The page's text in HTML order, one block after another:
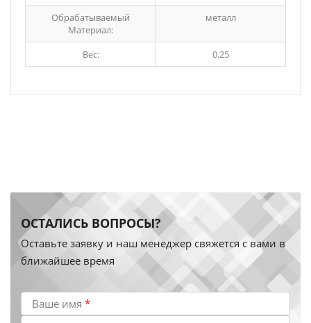
Обрабатываемый
Материал:
металл
Вес: 0.25
ОСТАЛИСЬ ВОПРОСЫ?
Оставьте заявку и наш менеджер свяжется с вами в
ближайшее время
Ваше имя *